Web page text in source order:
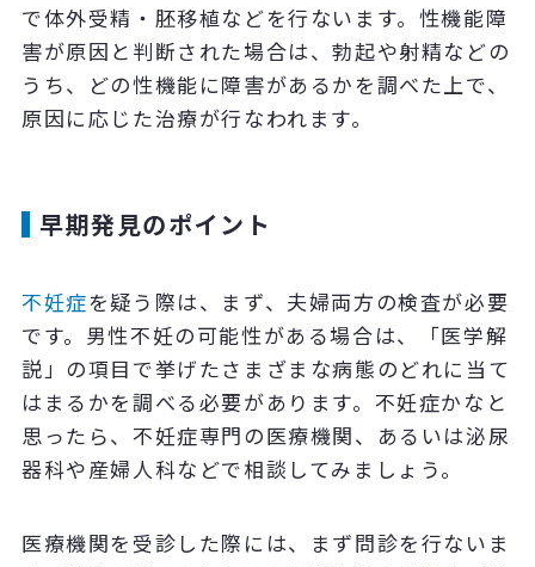
で体外受精・胚移植などを行ないます。性機能障
害が原因と判断された場合は、勃起や射精などの
うち、どの性機能に障害があるかを調べた上で、
原因に応じた治療が行なわれます。
早期発見のポイント
不妊症を疑う際は、まず、夫婦両方の検査が必要
です。男性不妊の可能性がある場合は、「医学解
説」の項目で挙げたさまざまな病態のどれに当て
はまるかを調べる必要があります。不妊症かなと
思ったら、不妊症専門の医療機関、あるいは泌尿
器科や産婦人科などで相談してみましょう。
医療機関を受診した際には、まず問診を行ないま